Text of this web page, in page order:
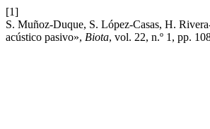
[1]
S. Muñoz-Duque, S. López-Casas, H.
acústico pasivo», Biota, vol. 22, n.º 1, pp.